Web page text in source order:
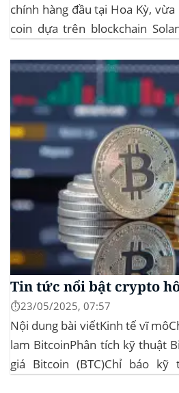
chính hàng đầu tại Hoa Kỳ,
coin dựa trên blockchain
mẽ cho cả hai đồng tiền số, với
Tin tức nổi bật crypto
⏱️23/05/2025, 07:57
Nội dung bài viếtKinh tế vĩ
lam BitcoinPhân tích kỹ thuật
giá Bitcoin (BTC)Chỉ báo kỹ